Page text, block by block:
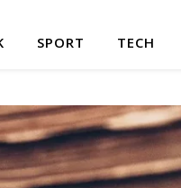
SPORT TECH